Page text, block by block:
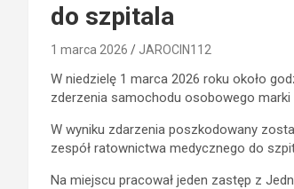
do szpitala
1 marca 2026 JAROCIN112
W niedzielę 1 marca 2026 roku około
zderzenia samochodu osobowego
W wyniku zdarzenia poszkodowany
zespół ratownictwa medycznego do
Na miejscu pracował jeden zastęp z